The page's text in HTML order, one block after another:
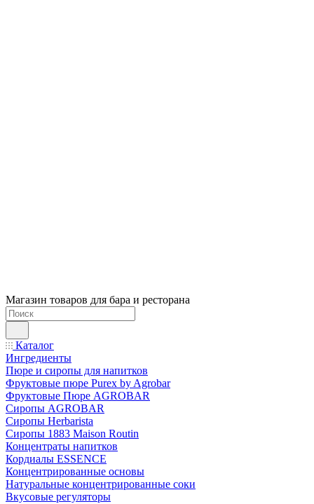
Магазин товаров для бара и ресторана
Каталог
Ингредиенты
Пюре и сиропы для напитков
Фруктовые пюре Purex by Agrobar
Фруктовые Пюре AGROBAR
Сиропы AGROBAR
Сиропы Herbarista
Сиропы 1883 Maison Routin
Концентраты напитков
Кордиалы ESSENCE
Концентрированные основы
Натуральные концентрированные соки
Вкусовые регуляторы